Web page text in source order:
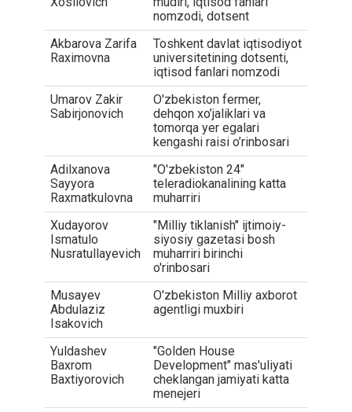
nomzodi, dotsent
Akbarova Zarifa
Raximovna
Toshkent davlat iqtisodiyot
universitetining dotsenti,
iqtisod fanlari nomzodi
Umarov Zakir
Sabirjonovich
O'zbekiston fermer,
dehqon xo’jaliklari va
tomorqa yer egalari
kengashi raisi o’rinbosari
Adilxanova
Sayyora
Raxmatkulovna
"O'zbekiston 24"
teleradiokanalining katta
muharriri
Xudayorov
Ismatulo
Nusratullayevich
"Milliy tiklanish" ijtimoiy-
siyosiy gazetasi bosh
muharriri birinchi
o'rinbosari
Musayev
Abdulaziz
Isakovich
O'zbekiston Milliy axborot
agentligi muxbiri
Yuldashev
Baxrom
Baxtiyorovich
"Golden House
Development" mas'uliyati
cheklangan jamiyati katta
menejeri